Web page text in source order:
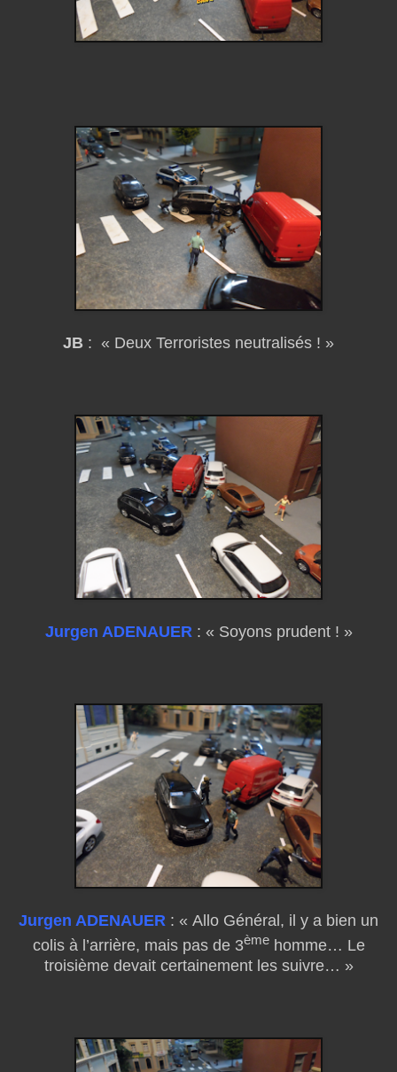
JB : « Deux Terroristes neutralisés ! »
Jurgen ADENAUER : « Soyons prudent ! »
Jurgen ADENAUER : « Allo Général, il y a bien un
colis à l’arrière, mais pas de 3èmehomme… Le
troisième devait certainement les suivre… »